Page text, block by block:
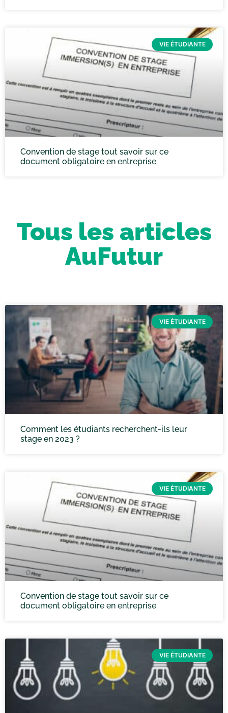
VIE ÉTUDIANTE
Convention de stage tout savoir sur ce
document obligatoire en entreprise
Tous les articles
AuFutur
VIE ÉTUDIANTE
Comment les étudiants recherchent-ils leur
stage en 2023 ?
VIE ÉTUDIANTE
Convention de stage tout savoir sur ce
document obligatoire en entreprise
VIE ÉTUDIANTE